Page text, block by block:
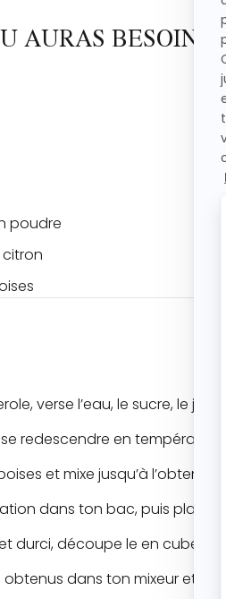
AURAS BESOIN
poudre
verse l’eau, le sucre, le jus
redescendre en température
et mixe jusqu’à
dans ton bac, puis place
durci, découpe le en cubes.
dans ton mixeur et